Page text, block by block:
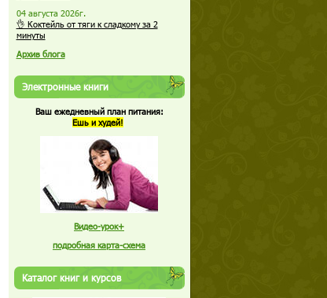
04 августа 2026г.
👌 Коктейль от тяги к сладкому за 2
минуты
Архив блога
Электронные книги
Ваш ежедневный план питания:
Ешь и худей!
Видео-урок+
подробная карта-схема
Каталог книг и курсов